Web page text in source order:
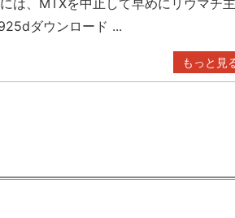
、MTXを中止して早めにリウマチ主
ダウンロード ...
もっと見